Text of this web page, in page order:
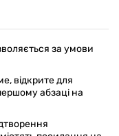
за умови
відкрите для
абзаці на